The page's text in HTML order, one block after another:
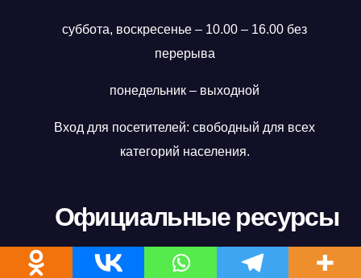
суббота, воскресенье – 10.00 – 16.00 без
перерыва
понедельник – выходной
Вход для посетителей: свободный для всех
категорий населения.
Официальные ресурсы